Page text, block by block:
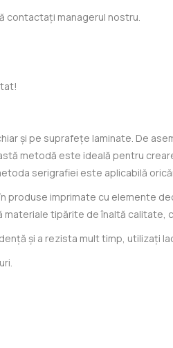
contactați managerul nostru.
și pe suprafețe laminate. De
metodă este ideală pentru
serigrafiei este aplicabilă
produse imprimate cu elemente
materiale tipărite de înaltă calitate,
și a rezista mult timp, utilizați